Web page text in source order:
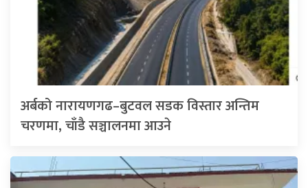
अर्बको नारायणगढ–बुटवल सडक विस्तार अन्तिम
चरणमा, चाँडै सञ्चालनमा आउने